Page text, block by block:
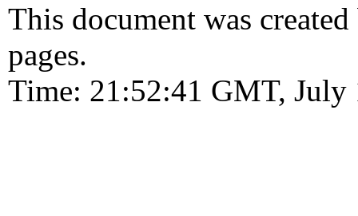
This document was
pages.
Time: 21:52:41 GMT, July